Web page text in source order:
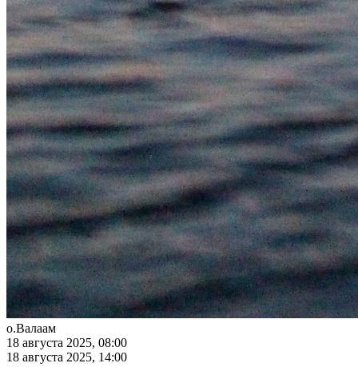
о.Валаам
18 августа 2025, 08:00
18 августа 2025, 14:00